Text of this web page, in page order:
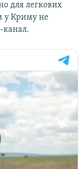
для легкових
у Криму не
канал.